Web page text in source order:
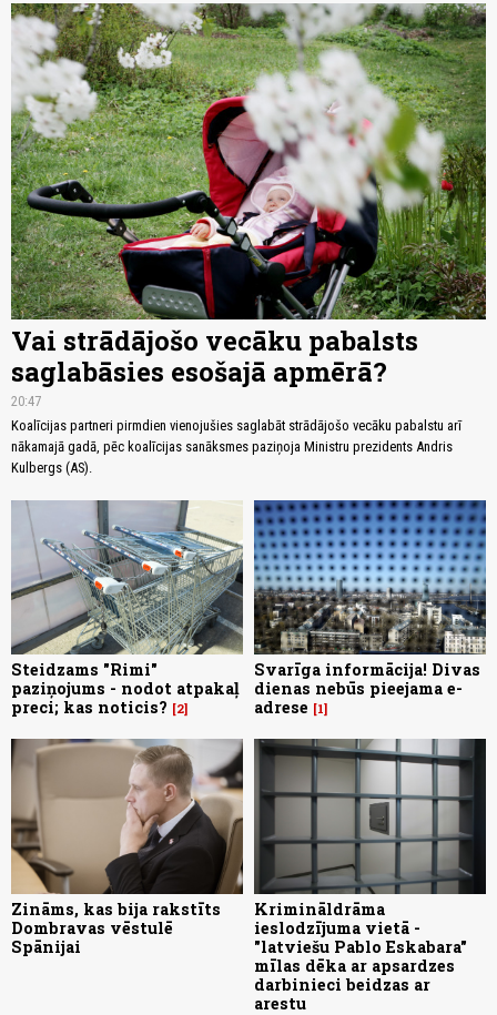
Vai strādājošo vecāku pabalsts
saglabāsies esošajā apmērā?
20:47
Koalīcijas partneri pirmdien vienojušies saglabāt strādājošo vecāku pabalstu arī
nākamajā gadā, pēc koalīcijas sanāksmes paziņoja Ministru prezidents Andris
Kulbergs (AS).
Steidzams "Rimi"
paziņojums - nodot atpakaļ
preci; kas noticis?
2
Svarīga informācija! Divas
dienas nebūs pieejama e-
adrese
1
Zināms, kas bija rakstīts
Dombravas vēstulē
Spānijai
Krimināldrāma
ieslodzījuma vietā -
"latviešu Pablo Eskabara"
mīlas dēka ar apsardzes
darbinieci beidzas ar
arestu